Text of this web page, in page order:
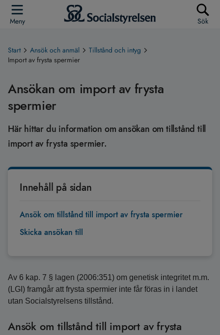
Meny Sök
Start Ansök och anmäl
Tillstånd och intyg
Import av frysta spermier
Ansökan om import av frysta
spermier
Här hittar du information om ansökan om tillstånd till
import av frysta spermier.
Innehåll på sidan
Ansök om tillstånd till import av frysta spermier
Skicka ansökan till
Av 6 kap. 7 § lagen (2006:351) om genetisk integritet m.m.
(LGI) framgår att frysta spermier inte får föras in i landet
utan Socialstyrelsens tillstånd.
Ansök om tillstånd till import av frysta